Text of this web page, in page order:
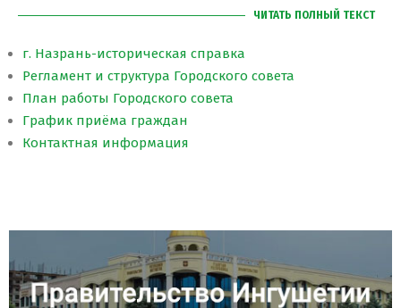
ЧИТАТЬ ПОЛНЫЙ ТЕКСТ
г. Назрань-историческая справка
Регламент и структура Городского совета
План работы Городского совета
График приёма граждан
Контактная информация